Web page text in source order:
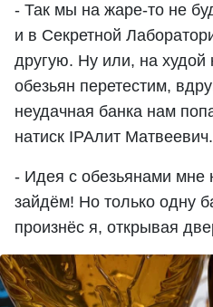
- Так мы на жаре-то не
и в Секретной
другую. Ну или, на худой
обезьян перетестим,
неудачная банка нам
натиск IPAлит Матвеевич.
- Идея с обезьянами мне
зайдём! Но только одну
произнёс я, открывая